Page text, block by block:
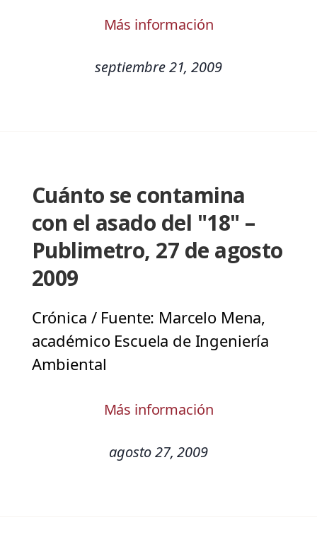
Más información
septiembre 21, 2009
Cuánto se contamina
con el asado del "18" –
Publimetro, 27 de agosto
2009
Crónica / Fuente: Marcelo Mena,
académico Escuela de Ingeniería
Ambiental
Más información
agosto 27, 2009